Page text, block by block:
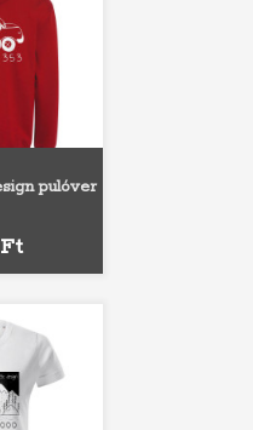
pulóver
Ft